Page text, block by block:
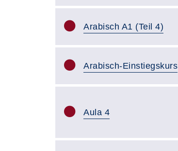
Arabisch A1 (Teil 4)
Arabisch-Einstiegskurs
Aula 4